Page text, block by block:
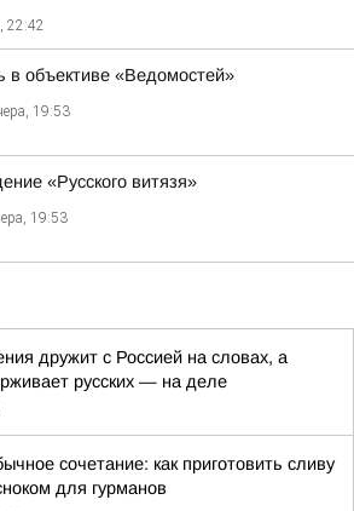
22:42
в объективе «Ведомостей»
19:53
«Русского витязя»
19:53
дружит с Россией на словах, а
русских — на деле
сочетание: как приготовить сливу
для гурманов